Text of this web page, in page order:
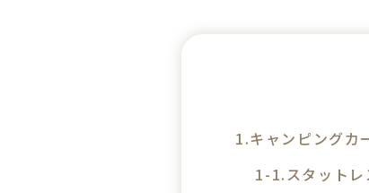
キャンピングカ
スタット